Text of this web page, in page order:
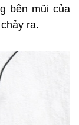
bên mũi của
ra.